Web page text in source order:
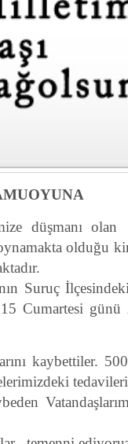
düşmanı
olduğu
Suruç İlçesindeki
Cumartesi günü
kaybettiler.